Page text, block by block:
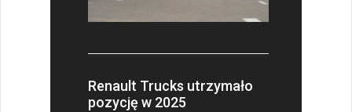
Renault Trucks utrzymało
pozycję w 2025